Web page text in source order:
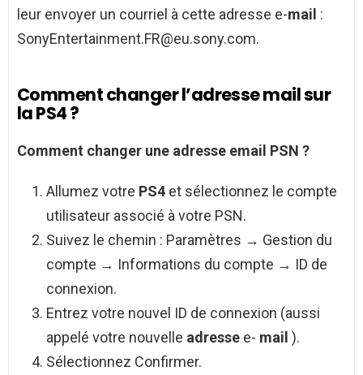
leur envoyer un courriel à cette adresse e-mail :
SonyEntertainment.FR@eu.sony.com.
Comment changer l’adresse mail sur
la PS4 ?
Comment changer une adresse email PSN ?
Allumez votre PS4 et sélectionnez le compte
utilisateur associé à votre PSN.
Suivez le chemin : Paramètres → Gestion du
compte → Informations du compte → ID de
connexion.
Entrez votre nouvel ID de connexion (aussi
appelé votre nouvelle adresse e- mail ).
Sélectionnez Confirmer.